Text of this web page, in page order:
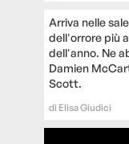
Arriva nelle
dell'orrore più
dell'anno. Ne
Damien
Scott.
di Elisa Giudici